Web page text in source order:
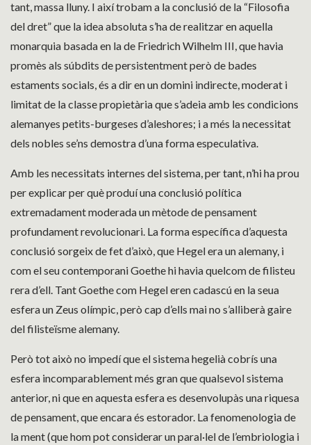
tant, massa lluny. I així trobam a la conclusió de la “Filosofia
del dret” que la idea absoluta s’ha de realitzar en aquella
monarquia basada en la de Friedrich Wilhelm III, que havia
promès als súbdits de persistentment però de bades
estaments socials, és a dir en un domini indirecte, moderat i
limitat de la classe propietària que s’adeia amb les condicions
alemanyes petits-burgeses d’aleshores; i a més la necessitat
dels nobles se’ns demostra d’una forma especulativa.
Amb les necessitats internes del sistema, per tant, n’hi ha prou
per explicar per què produí una conclusió política
extremadament moderada un mètode de pensament
profundament revolucionari. La forma específica d’aquesta
conclusió sorgeix de fet d’això, que Hegel era un alemany, i
com el seu contemporani Goethe hi havia quelcom de filisteu
rera d’ell. Tant Goethe com Hegel eren cadascú en la seua
esfera un Zeus olímpic, però cap d’ells mai no s’alliberà gaire
del filisteïsme alemany.
Però tot això no impedí que el sistema hegelià cobrís una
esfera incomparablement més gran que qualsevol sistema
anterior, ni que en aquesta esfera es desenvolupàs una riquesa
de pensament, que encara és estorador. La fenomenologia de
la ment (que hom pot considerar un paral·lel de l’embriologia i